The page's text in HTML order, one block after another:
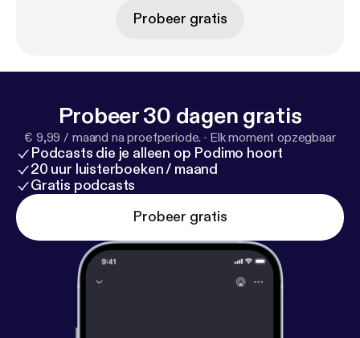
Probeer gratis
Probeer 30 dagen gratis
€ 9,99 / maand na proefperiode. · Elk moment opzegbaar
Podcasts die je alleen op Podimo hoort
20 uur luisterboeken / maand
Gratis podcasts
Probeer gratis